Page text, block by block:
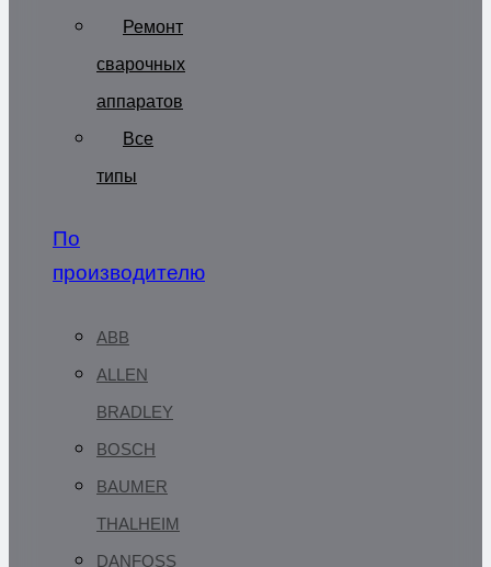
Ремонт
сварочных
аппаратов
Все
типы
По
производителю
ABB
ALLEN
BRADLEY
BOSCH
BAUMER
THALHEIM
DANFOSS